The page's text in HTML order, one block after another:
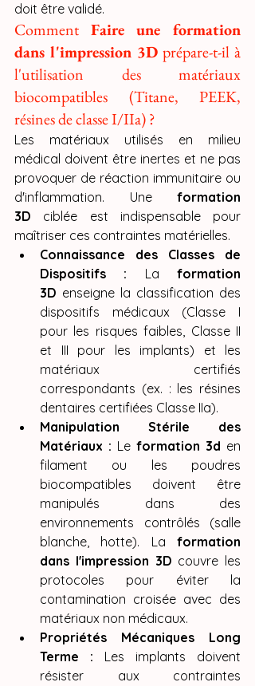
doit être validé.
Comment Faire une formation
dans l'impression 3D prépare-t-il à
l'utilisation des matériaux
biocompatibles (Titane, PEEK,
résines de classe I/IIa) ?
Les matériaux utilisés en milieu
médical doivent être inertes et ne pas
provoquer de réaction immunitaire ou
d'inflammation. Une formation
3D ciblée est indispensable pour
maîtriser ces contraintes matérielles.
Connaissance des Classes de
Dispositifs : La formation
3D enseigne la classification des
dispositifs médicaux (Classe I
pour les risques faibles, Classe II
et III pour les implants) et les
matériaux certifiés
correspondants (ex. : les résines
dentaires certifiées Classe IIa).
Manipulation Stérile des
Matériaux : Le formation 3d en
filament ou les poudres
biocompatibles doivent être
manipulés dans des
environnements contrôlés (salle
blanche, hotte). La formation
dans l'impression 3D couvre les
protocoles pour éviter la
contamination croisée avec des
matériaux non médicaux.
Propriétés Mécaniques Long
Terme : Les implants doivent
résister aux contraintes